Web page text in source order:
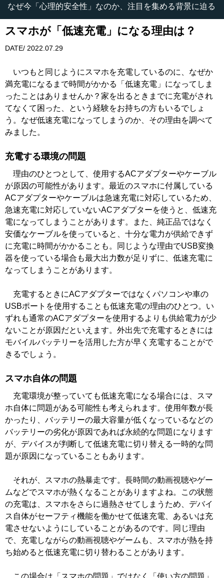
なぜ今「心理的安全性」なのか、注目を集める背景に迫る
スマホが「低速充電」になる理由は？
DATE/ 2022.07.29
いつもと同じようにスマホを充電しているのに、なぜか
満充電になるまで時間がかかる「低速充電」になってしま
ったことはありませんか？家を出るときまでに充電がされ
てなくて困った、という経験をお持ちの方もいるでしょ
う。なぜ低速充電になってしまうのか、その理由を調べて
みました。
充電する環境の問題
理由のひとつとして、使用するACアダプターやケーブル
が原因の可能性があります。最近のスマホに付属している
ACアダプターやケーブルは急速充電に対応しているため、
急速充電に対応していないACアダプターを使うと、低速充
電になってしまうことがあります。また、純正品ではなく
安価なケーブルを使っていると、十分な電力が供給できず
に充電に時間がかかることも。同じような理由でUSB変換
器を使っている場合も最大出力数が足りずに、低速充電に
なってしまうことがあります。
充電するときにACアダプターではなくパソコンや車の
USBポートを使用することも低速充電の理由のひとつ。い
ずれも通常のACアダプターを使用するよりも供給電力が少
ないことが原因だといえます。外出先で充電するときには
モバイルバッテリーを活用した方が早く充電することがで
きるでしょう。
スマホ自体の問題
充電環境が整っていても低速充電になる場合には、スマ
ホ自体に問題がある可能性も考えられます。使用年数が長
かったり、バッテリーの最大容量が低くなっているなどの
バッテリーの劣化が原因であれば永続的な問題になります
が、デバイスが判断して低速充電に切り替える一時的な問
題が原因になっていることもあります。
それが、スマホの熱暴走です。長時間の動画視聴やゲー
ムなどでスマホが熱くなることがありますよね。この状態
の充電は、スマホをさらに過熱させてしまうため、デバイ
ス自体がセーフティ機能を働かせて低速充電、あるいは充
電させないようにしていることがあるのです。同じ理由
で、充電しながらの動画視聴やゲームも、スマホが熱を持
ち始めると低速充電に切り替わることがあります。